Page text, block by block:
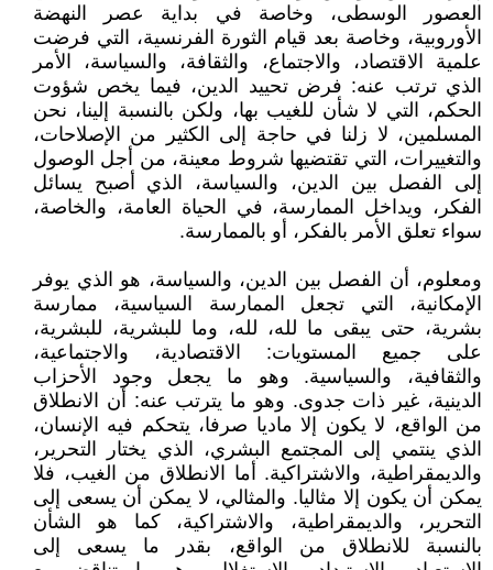
العصور الوسطى، وخاصة في بداية عصر النهضة
الأوروبية، وخاصة بعد قيام الثورة الفرنسية، التي فرضت
علمية الاقتصاد، والاجتماع، والثقافة، والسياسة، الأمر
الذي ترتب عنه: فرض تحييد الدين، فيما يخص شؤوت
الحكم، التي لا شأن للغيب بها، ولكن بالنسبة إلينا، نحن
المسلمين، لا زلنا في حاجة إلى الكثير من الإصلاحات،
والتغييرات، التي تقتضيها شروط معينة، من أجل الوصول
إلى الفصل بين الدين، والسياسة، الذي أصبح يسائل
الفكر، ويداخل الممارسة، في الحياة العامة، والخاصة،
سواء تعلق الأمر بالفكر، أو بالممارسة.
ومعلوم، أن الفصل بين الدين، والسياسة، هو الذي يوفر
الإمكانية، التي تجعل الممارسة السياسية، ممارسة
بشرية، حتى يبقى ما لله، لله، وما للبشرية، للبشرية،
على جميع المستويات: الاقتصادية، والاجتماعية،
والثقافية، والسياسية. وهو ما يجعل وجود الأحزاب
الدينية، غير ذات جدوى. وهو ما يترتب عنه: أن الانطلاق
من الواقع، لا يكون إلا ماديا صرفا، يتحكم فيه الإنسان،
الذي ينتمي إلى المجتمع البشري، الذي يختار التحرير،
والديمقراطية، والاشتراكية. أما الانطلاق من الغيب، فلا
يمكن أن يكون إلا مثاليا. والمثالي، لا يمكن أن يسعى إلى
التحرير، والديمقراطية، والاشتراكية، كما هو الشأن
بالنسبة للانطلاق من الواقع، بقدر ما يسعى إلى